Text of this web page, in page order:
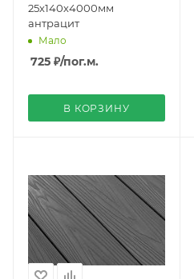
25х140х4000мм
антрацит
Мало
725 ₽/пог.м.
В КОРЗИНУ